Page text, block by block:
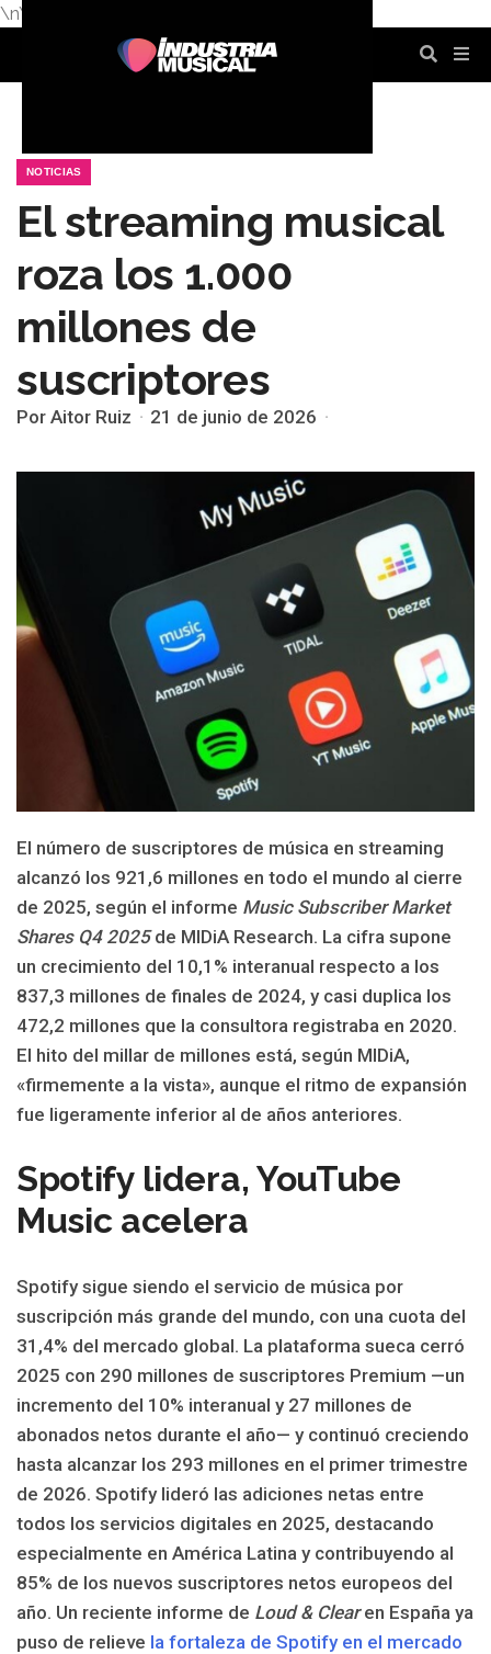
\n\n
NOTICIAS
El streaming musical
roza los 1.000
millones de
suscriptores
Por Aitor Ruiz 21 de junio de 2026
El número de suscriptores de música en streaming
alcanzó los 921,6 millones en todo el mundo al cierre
de 2025, según el informe Music Subscriber Market
Shares Q4 2025de MIDiA Research. La cifra supone
un crecimiento del 10,1% interanual respecto a los
837,3 millones de finales de 2024, y casi duplica los
472,2 millones que la consultora registraba en 2020.
El hito del millar de millones está, según MIDiA,
«firmemente a la vista», aunque el ritmo de expansión
fue ligeramente inferior al de años anteriores.
Spotify lidera, YouTube
Music acelera
Spotify sigue siendo el servicio de música por
suscripción más grande del mundo, con una cuota del
31,4% del mercado global. La plataforma sueca cerró
2025 con 290 millones de suscriptores Premium —un
incremento del 10% interanual y 27 millones de
abonados netos durante el año— y continuó creciendo
hasta alcanzar los 293 millones en el primer trimestre
de 2026. Spotify lideró las adiciones netas entre
todos los servicios digitales en 2025, destacando
especialmente en América Latina y contribuyendo al
85% de los nuevos suscriptores netos europeos del
año. Un reciente informe de Loud & Clearen España ya
puso de relieve la fortaleza de Spotify en el mercado